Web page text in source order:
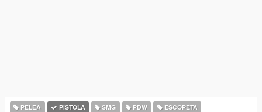
PELEA PISTOLA SMG PDW
ESCOPETA